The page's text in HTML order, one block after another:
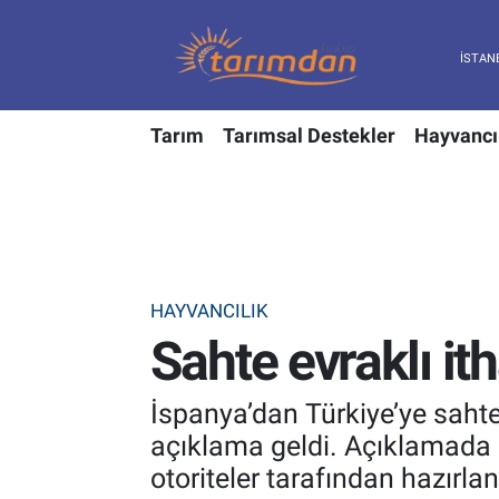
Tarım Tarımsal Destekler
HAYVANCILIK
Sahte evraklı
İspanya’dan Türkiye’ye
açıklama geldi.
otoriteler tarafından
Hayvancılık
Tarımsal Destekler
Tarım Bakanlığı
Tarım Kredi Kooperatifleri
Nöbetçi Eczaneler
Hava Durumu
Tüm Manşetler
Son Dakika Haberleri
Haber Arşivi